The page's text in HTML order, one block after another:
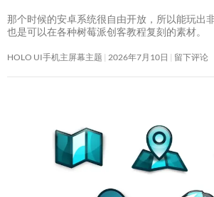
那个时候的安卓系统很自由开放，所以能玩出
也是可以在各种树莓派创客教程复刻的素材。
HOLO UI手机主屏幕主题 2026年7月10日 留下评论